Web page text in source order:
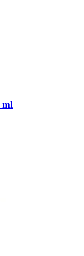
ml